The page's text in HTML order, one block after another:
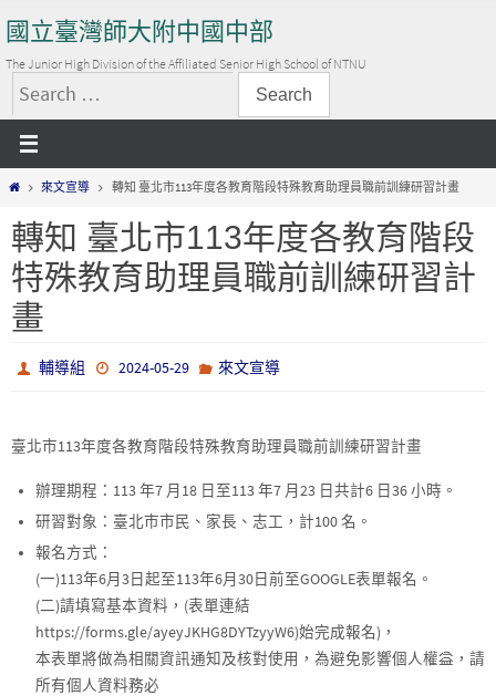
to
content
國立臺灣師大附中國中部
The Junior High Division of the Affiliated Senior High School of NTNU
搜
尋
關
鍵
字:
Home來文宣導 轉知 臺北市113年度各教育階段特殊教育助理員職前訓練研習計畫
轉知 臺北市113年度各教育階段
特殊教育助理員職前訓練研習計
畫
輔導組 2024-05-29 來文宣導
臺北市113年度各教育階段特殊教育助理員職前訓練研習計畫
辦理期程：113 年7 月18 日至113 年7 月23 日共計6 日36 小時。
研習對象：臺北市市民、家長、志工，計100 名。
報名方式：
(一)113年6月3日起至113年6月30日前至GOOGLE表單報名。
(二)請填寫基本資料，(表單連結
https://forms.gle/ayeyJKHG8DYTzyyW6)始完成報名)，
本表單將做為相關資訊通知及核對使用，為避免影響個人權益，請
所有個人資料務必